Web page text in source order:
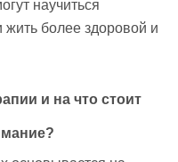
научиться
более здоровой и
и на что стоит